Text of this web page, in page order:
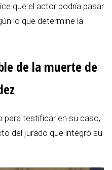
que el actor podría pasar
lo que determine la
de la muerte de
para testificar en su caso,
del jurado que integró su